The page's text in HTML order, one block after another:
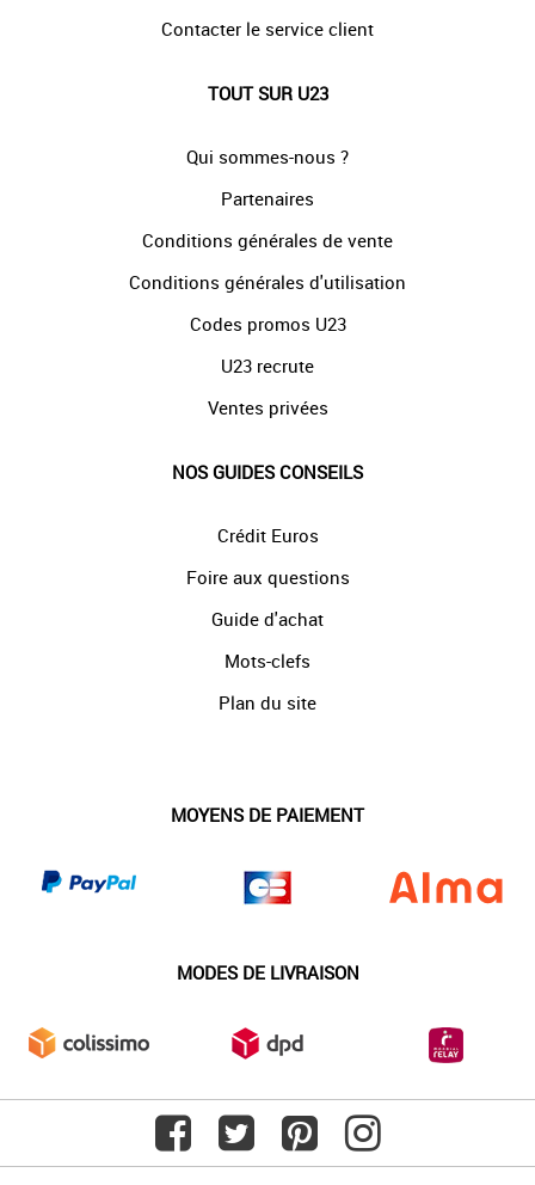
Contacter le service client
TOUT SUR U23
Qui sommes-nous ?
Partenaires
Conditions générales de vente
Conditions générales d'utilisation
Codes promos U23
U23 recrute
Ventes privées
NOS GUIDES CONSEILS
Crédit Euros
Foire aux questions
Guide d'achat
Mots-clefs
Plan du site
MOYENS DE PAIEMENT
MODES DE LIVRAISON